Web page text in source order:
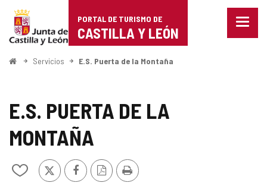
Portal
de
Turismo
Castilla
León
PORTAL DE TURISMO DE
CASTILLA Y LEÓN
Menu
InicioServicios E.S. Puerta de la Montaña
E.S. PUERTA DE LA
MONTAÑA
Añadir/quitar
X FacebookVersión
PDF
Imprimir